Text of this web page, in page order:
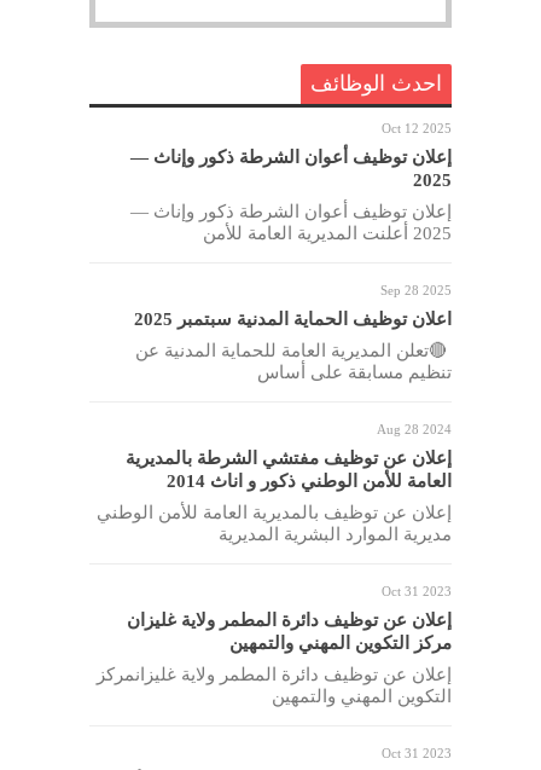
احدث الوظائف
Oct 12 2025
إعلان توظيف أعوان الشرطة ذكور وإناث —
2025
إعلان توظيف أعوان الشرطة ذكور وإناث —
2025 أعلنت المديرية العامة للأمن
Sep 28 2025
اعلان توظيف الحماية المدنية سبتمبر 2025
🔴تعلن المديرية العامة للحماية المدنية عن
تنظيم مسابقة على أساس
Aug 28 2024
إعلان عن توظيف مفتشي الشرطة بالمديرية
العامة للأمن الوطني ذكور و اناث 2014
إعلان عن توظيف بالمديرية العامة للأمن الوطني
مديرية الموارد البشرية المديرية
Oct 31 2023
إعلان عن توظيف دائرة المطمر ولاية غليزان
مركز التكوين المهني والتمهين
إعلان عن توظيف دائرة المطمر ولاية غليزانمركز
التكوين المهني والتمهين
Oct 31 2023